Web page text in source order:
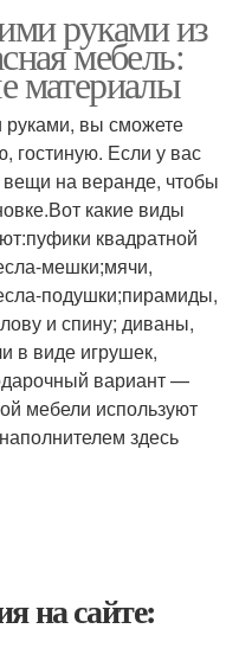
руками из
мебель:
материалы
вы сможете
гостиную. Если у вас
вещи на веранде, чтобы
какие виды
квадратной
мешки;мячи,
подушки;пирамиды,
и спину; диваны,
в виде игрушек,
вариант —
мебели используют
здесь
на сайте: